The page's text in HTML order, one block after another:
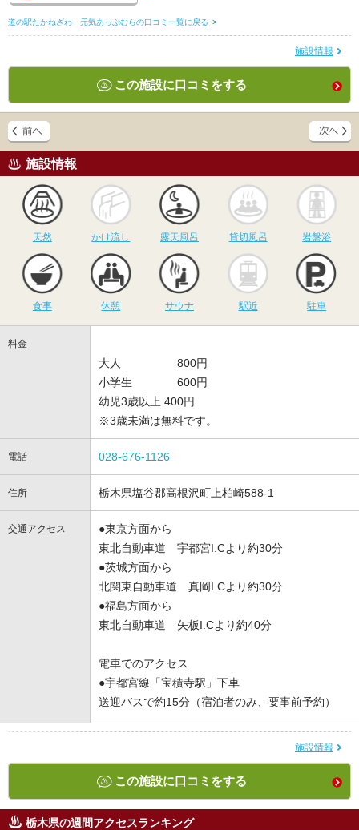
道の駅たかねざわ 元気あっぷむらの口コミ一覧に戻る >
施設情報
この施設に口コミをする
施設情報
天然
かけ流し
かけ流し
露天風呂
露天風呂
貸切風呂
貸切風呂 岩盤浴
食事 休憩
サウナ
サウナ 駅近 駐車
料金
大人 800円
小学生 600円
幼児3歳以上 400円
※3歳未満は無料です。
電話 028-676-1126
住所 栃木県塩谷郡高根沢町上柏崎588-1
交通アクセス
●東京方面から
東北自動車道 宇都宮I.Cより約30分
●茨城方面から
北関東自動車道 真岡I.Cより約30分
●福島方面から
東北自動車道 矢板I.Cより約40分
電車でのアクセス
●宇都宮線「宝積寺駅」下車
送迎バスで約15分（宿泊者のみ、要事前予約）
施設情報
この施設に口コミをする
栃木県の週間アクセスランキング